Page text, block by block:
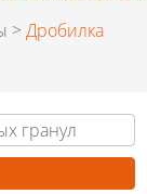
>Дробилка
гранул